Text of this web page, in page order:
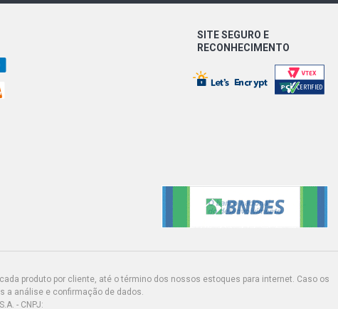
HATCH 2.0 8V AP (1997 - 1999)
HATCH 1.0 16V AT EA111 GASOLINA
HATCH 1.0 16V AT EA111
(2000 - 2002)
SITE SEGURO E
RECONHECIMENTO
produto por cliente, até o término dos nossos estoques para internet. Caso os
a análise e confirmação de dados.
- CNPJ: